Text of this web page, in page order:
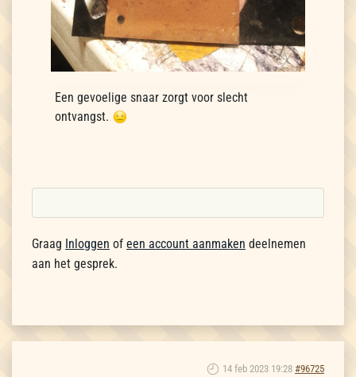
Een gevoelige snaar zorgt voor slecht
ontvangst.
Graag Inloggen of een account aanmaken deelnemen
aan het gesprek.
14 feb 2023 19:28 #96725